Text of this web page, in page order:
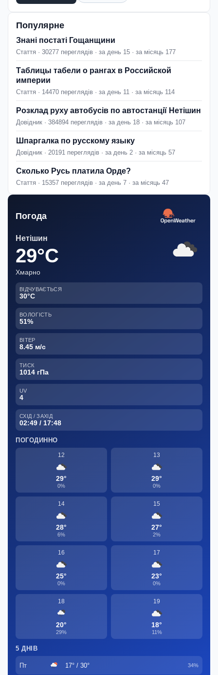
Популярне
Знані постаті Гощанщини
Стаття · 30277 переглядів · за день 15 · за місяць 177
Таблицы табели о рангах в Российской
империи
Стаття · 14470 переглядів · за день 11 · за місяць 114
Розклад руху автобусів по автостанції Нетішин
Довідник · 384894 переглядів · за день 18 · за місяць 107
Шпаргалка по русскому языку
Довідник · 20191 переглядів · за день 2 · за місяць 57
Сколько Русь платила Орде?
Стаття · 15357 переглядів · за день 7 · за місяць 47
Погода
Нетішин
29°C
Хмарно
ВІДЧУВАЄТЬСЯ
30°C
ВОЛОГІСТЬ
51%
ВІТЕР
8.45 м/с
ТИСК
1014 гПа
UV
4
СХІД / ЗАХІД
02:49 / 17:48
ПОГОДИННО
12
29°
0%
13
29°
0%
14
28°
6%
15
27°
2%
16
25°
0%
17
23°
0%
18
20°
29%
19
18°
11%
5 ДНІВ
Пт 17° / 30° 34%